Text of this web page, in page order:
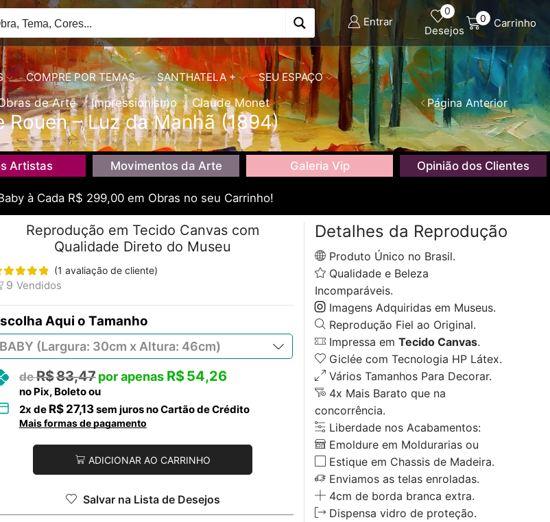
Entrar
0
Desejos
0 Carrinho
COMPRE POR TEMAS SANTHATELA + SEU ESPAÇO
de Arte Impressionismo Claude Monet
Rouen – Luz da Manhã (1894)
Página Anterior
Artistas Movimentos da Arte Galeria Vip Opinião dos Clientes
à Cada R$ 299,00 em Obras no seu Carrinho!
Reprodução em Tecido Canvas com
Qualidade Direto do Museu
(1 avaliação de cliente)
9 Vendidos
Tamanho
R$83,47 R$54,26
no Pix, Boleto ou
2x de R$ 27,13sem juros no Cartão de Crédito
Mais formas de pagamento
ADICIONAR AO CARRINHO
Salvar na Lista de Desejos
Detalhes da Reprodução
Produto Único no Brasil.
Qualidade e Beleza
Incomparáveis.
Imagens Adquiridas em Museus.
Reprodução Fiel ao Original.
Impressa em Tecido Canvas.
Giclée com Tecnologia HP Látex.
Vários Tamanhos Para Decorar.
4x Mais Barato que na
concorrência.
Liberdade nos Acabamentos:
Emoldure em Moldurarias ou
Estique em Chassis de Madeira.
Enviamos as telas enroladas.
4cm de borda branca extra.
Dispensa vidro de proteção.